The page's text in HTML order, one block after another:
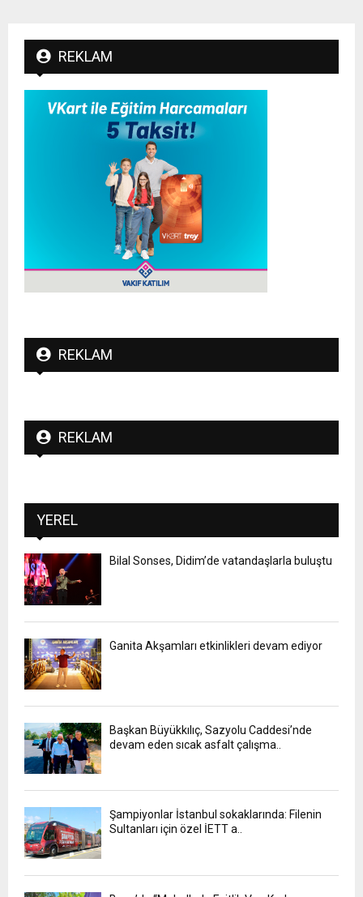
REKLAM
REKLAM
REKLAM
YEREL
Bilal Sonses, Didim’de vatandaşlarla buluştu
Ganita Akşamları etkinlikleri devam ediyor
Başkan Büyükkılıç, Sazyolu Caddesi’nde
devam eden sıcak asfalt çalışma..
Şampiyonlar İstanbul sokaklarında: Filenin
Sultanları için özel İETT a..